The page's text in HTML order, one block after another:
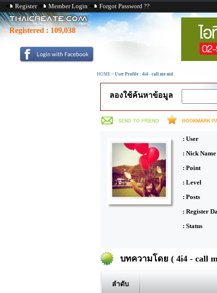
Register Member Login Forgot Password ??
Registered : 109,038
HOME > User Profile : 4i4 - call me nid
ลองใช้ค้นหาข้อมูล
: User
: Nick Name
: Point
: Level
: Posts
: Register
: Status
บทความโดย ( 4i4 - call
ลำดับ